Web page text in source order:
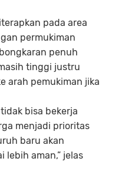
pada area
permukiman
penuh
tinggi justru
arah pemukiman jika
bisa bekerja
menjadi prioritas
baru akan
lebih aman,” jelas